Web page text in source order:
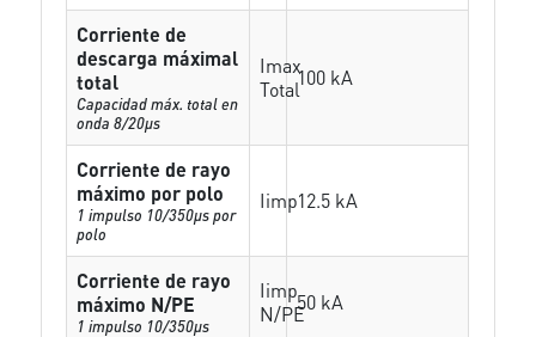
Corriente de
descarga máximal
total
Capacidad máx. total en
onda 8/20µs
Imax
Total100 kA
Corriente de rayo
máximo por polo
1 impulso 10/350µs por
polo
Iimp12.5 kA
Corriente de rayo
máximo N/PE
1 impulso 10/350µs
Iimp
N/PE50 kA